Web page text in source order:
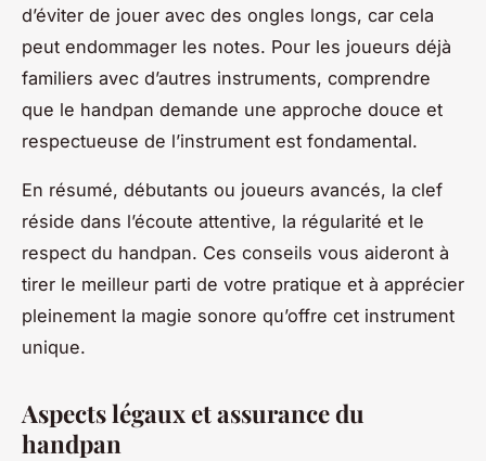
d’éviter de jouer avec des ongles longs, car cela
peut endommager les notes. Pour les joueurs déjà
familiers avec d’autres instruments, comprendre
que le handpan demande une approche douce et
respectueuse de l’instrument est fondamental.
En résumé, débutants ou joueurs avancés, la clef
réside dans l’écoute attentive, la régularité et le
respect du handpan. Ces conseils vous aideront à
tirer le meilleur parti de votre pratique et à apprécier
pleinement la magie sonore qu’offre cet instrument
unique.
Aspects légaux et assurance du
handpan